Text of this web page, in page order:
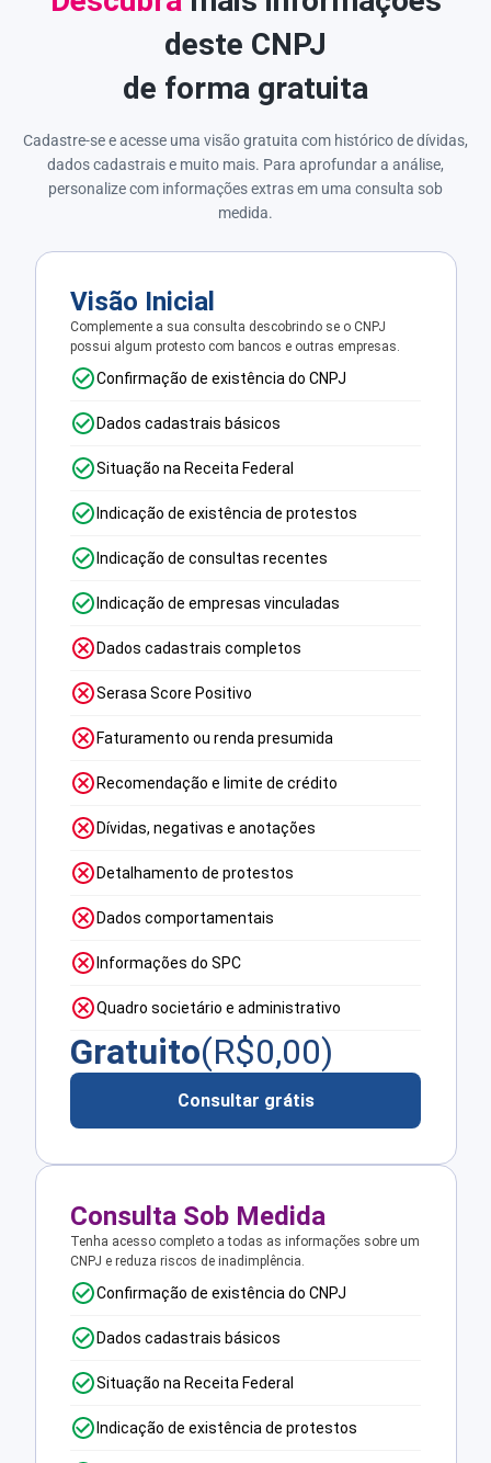
deste CNPJ
de forma gratuita
Cadastre-se e acesse uma visão gratuita com histórico de dívidas,
dados cadastrais e muito mais. Para aprofundar a análise,
personalize com informações extras em uma consulta sob
medida.
Visão Inicial
Complemente a sua consulta descobrindo se o CNPJ
possui algum protesto com bancos e outras empresas.
Confirmação de existência do CNPJ
Dados cadastrais básicos
Situação na Receita Federal
Indicação de existência de protestos
Indicação de consultas recentes
Indicação de empresas vinculadas
Dados cadastrais completos
Serasa Score Positivo
Faturamento ou renda presumida
Recomendação e limite de crédito
Dívidas, negativas e anotações
Detalhamento de protestos
Dados comportamentais
Informações do SPC
Quadro societário e administrativo
Gratuito(R$0,00)
Consultar grátis
Consulta Sob Medida
Tenha acesso completo a todas as informações sobre um
CNPJ e reduza riscos de inadimplência.
Confirmação de existência do CNPJ
Dados cadastrais básicos
Situação na Receita Federal
Indicação de existência de protestos